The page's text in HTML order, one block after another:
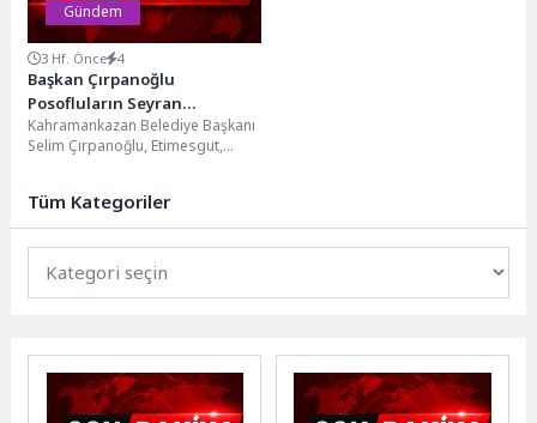
Gündem
3 Hf. Önce 4
Başkan Çırpanoğlu
Posofluların Seyran
Şenliği’ne Katıldı
Kahramankazan Belediye Başkanı
Selim Çırpanoğlu, Etimesgut,
Dernekleri tarafından
düzenlenen...
Tüm Kategoriler